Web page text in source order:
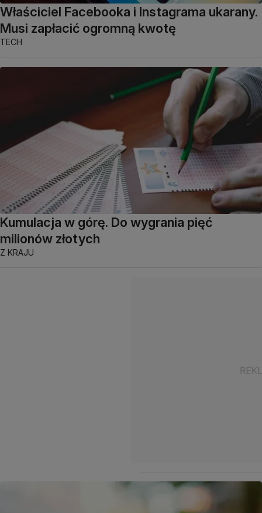
Właściciel Facebooka i Instagrama ukarany.
Musi zapłacić ogromną kwotę
TECH
Kumulacja w górę. Do wygrania pięć
milionów złotych
Z KRAJU